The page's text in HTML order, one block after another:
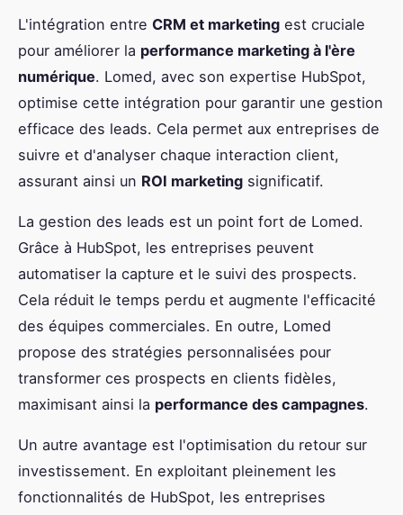
L'intégration entre CRM et marketing est cruciale
pour améliorer la performance marketing à l'ère
numérique. Lomed, avec son expertise HubSpot,
optimise cette intégration pour garantir une gestion
efficace des leads. Cela permet aux entreprises de
suivre et d'analyser chaque interaction client,
assurant ainsi un ROI marketing significatif.
La gestion des leads est un point fort de Lomed.
Grâce à HubSpot, les entreprises peuvent
automatiser la capture et le suivi des prospects.
Cela réduit le temps perdu et augmente l'efficacité
des équipes commerciales. En outre, Lomed
propose des stratégies personnalisées pour
transformer ces prospects en clients fidèles,
maximisant ainsi la performance des campagnes.
Un autre avantage est l'optimisation du retour sur
investissement. En exploitant pleinement les
fonctionnalités de HubSpot, les entreprises